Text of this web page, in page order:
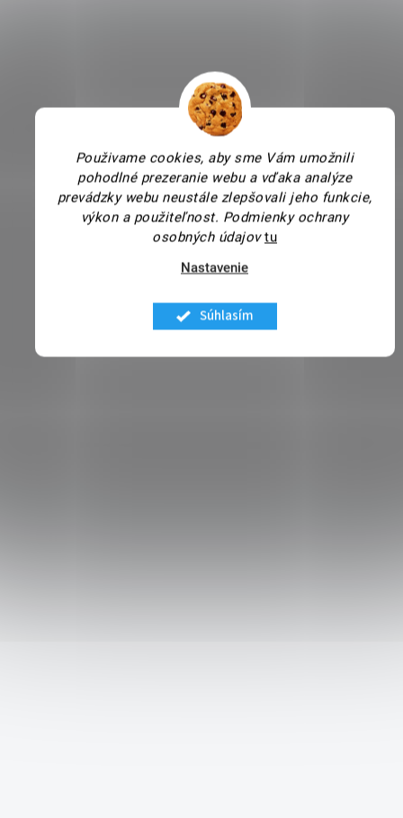
Použivame cookies, aby sme Vám umožnili
pohodlné prezeranie webu a vďaka analýze
prevádzky webu neustále zlepšovali jeho funkcie,
výkon a použiteľnost. Podmienky ochrany
osobných údajov tu
Nastavenie
Súhlasím